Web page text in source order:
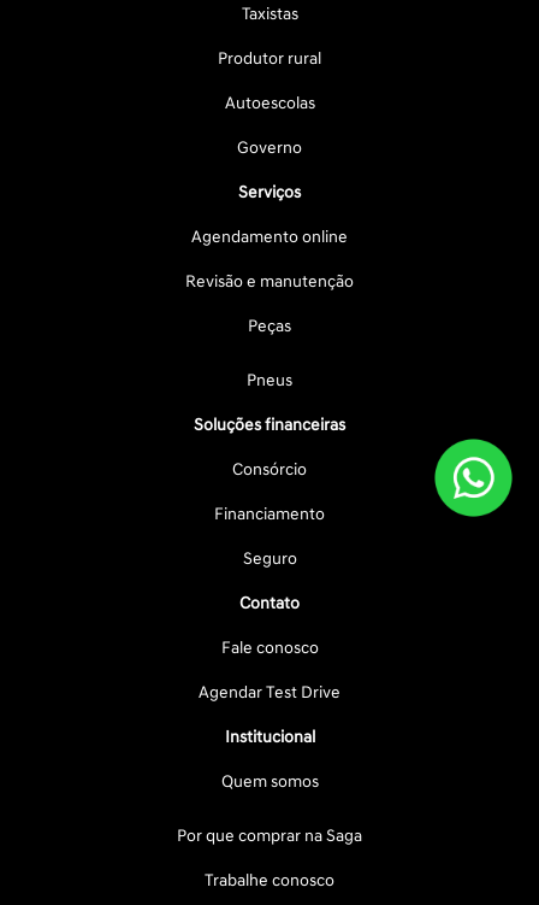
Taxistas
Produtor rural
Autoescolas
Governo
Serviços
Agendamento online
Revisão e manutenção
Peças
Pneus
Soluções financeiras
Consórcio
Financiamento
Seguro
Contato
Fale conosco
Agendar Test Drive
Institucional
Quem somos
Por que comprar na Saga
Trabalhe conosco